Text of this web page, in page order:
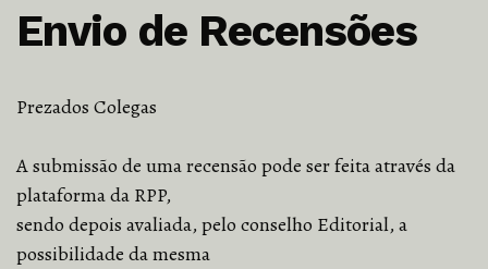
Envio de Recensões
Prezados Colegas
A submissão de uma recensão pode ser feita através da
plataforma da RPP,
sendo depois avaliada, pelo conselho Editorial, a
possibilidade da mesma